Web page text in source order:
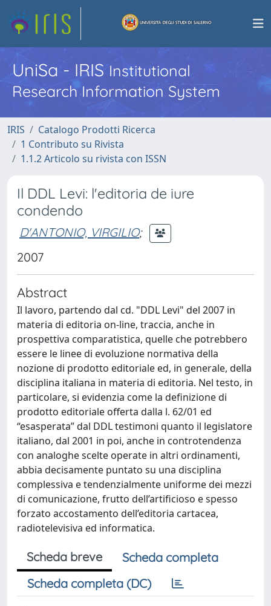
UniSa - IRISInstitutional
Research Information System
IRIS
Catalogo Prodotti Ricerca
1 Contributo su Rivista
1.1.2 Articolo su rivista con ISSN
Il DDL Levi: l'editoria de iure
condendo
D'ANTONIO, VIRGILIO;
2007
Abstract
Il lavoro, partendo dal cd. "DDL Levi" del 2007 in
materia di editoria on-line, traccia, anche in
prospettiva comparatistica, quelle che potrebbero
essere le linee di evoluzione normativa della
nozione di prodotto editoriale ed, in generale, della
disciplina italiana in materia di editoria. Nel testo, in
particolare, si evidenzia come la definizione di
prodotto editoriale offerta dalla l. 62/01 ed
“esasperata” dal DDL testimoni quanto il legislatore
italiano, dal 2001 in poi, anche in controtendenza
con analoghe scelte operate in altri ordinamenti,
abbia decisamente puntato su una disciplina
complessiva e tendenzialmente uniforme dei mezzi
di comunicazione, frutto dell’artificioso e spesso
forzato accostamento dell’editoria cartacea,
radiotelevisiva ed informatica.
Scheda breve
Scheda completa
Scheda completa (DC)